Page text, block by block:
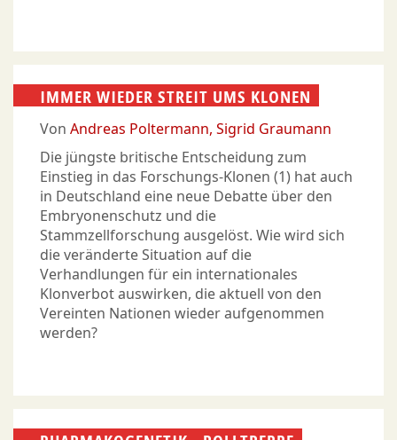
IMMER WIEDER STREIT UMS KLONEN
Von Andreas Poltermann Sigrid Graumann
Die jüngste britische Entscheidung zum
Einstieg in das Forschungs-Klonen (1) hat auch
in Deutschland eine neue Debatte über den
Embryonenschutz und die
Stammzellforschung ausgelöst. Wie wird sich
die veränderte Situation auf die
Verhandlungen für ein internationales
Klonverbot auswirken, die aktuell von den
Vereinten Nationen wieder aufgenommen
werden?